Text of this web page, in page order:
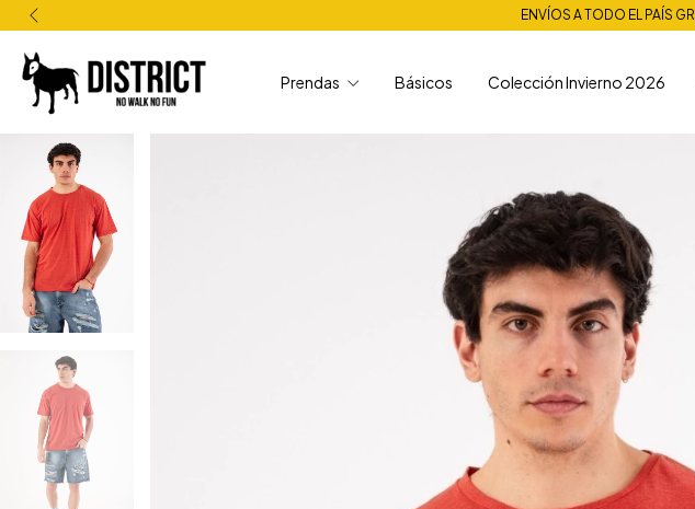
ENVÍOS A TODO EL PAÍS
Prendas Básicos Colección Invierno 2026